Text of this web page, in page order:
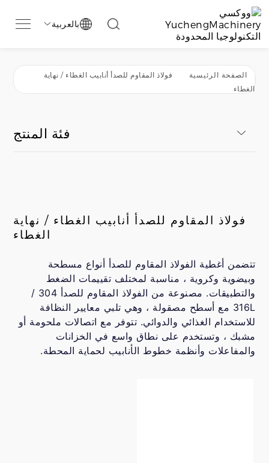
بالعربية
الصفحة الرئيسية
فولاذ المقاوم للصدأ أنابيب الغطاء / نهاية
الغطاء
فئة المنتج
فولاذ المقاوم للصدأ أنابيب الغطاء / نهاية
الغطاء
تتضمن أغطية الفولاذ المقاوم للصدأ أنواع مسطحة
وبيضوية وكروية ، مناسبة لمختلف تقييمات الضغط
والتطبيقات. مصنوعة من الفولاذ المقاوم للصدأ 304 /
316L مع أسطح مصقولة ، وهي تلبي معايير النظافة
للاستخدام الغذائي والدوائي. تتوفر مع اتصالات ملحومة أو
مشبك ، وتستخدم على نطاق واسع في الخزانات
والمفاعلات وأنظمة خطوط الأنابيب لحماية المحطة.